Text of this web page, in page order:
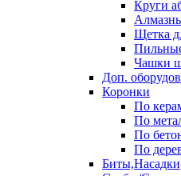
Круги
Щетка
Чашки
Доп.
Коронки
По
По
По
По
Биты,Насадки